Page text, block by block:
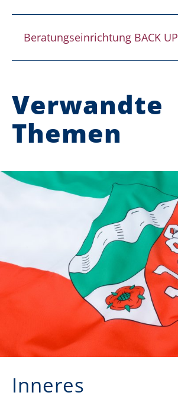
Beratungseinrichtung BACK UP
Verwandte
Themen
Inneres